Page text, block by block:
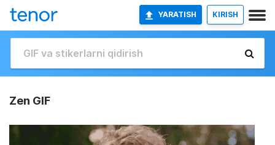
YARATISH KIRISH
Zen GIF